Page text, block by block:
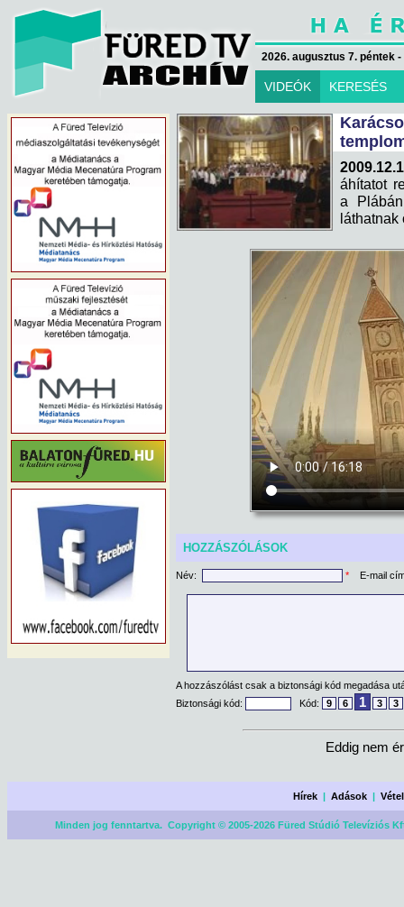
2026. augusztus 7. péntek
VIDEÓK KERESÉS
áhítatot
a
láthatnak
HOZZÁSZÓLÁSOK
Név: * E-mail
A hozzászólást csak a biztonsági kód megadása
Biztonsági kód:
Kód: 9 6 1 3 3
Eddig nem
Hírek |Adások |
Minden jog fenntartva. Copyright © 2005-2026 Füred Stúdió Televíziós